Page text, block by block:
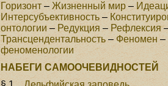
Горизонт – Жизненный мир –
Интерсубъективность –
онтологии– Редукция – Рефлексия
Трансцендентальность – Феномен –
феноменологии
НАБЕГИ САМООЧЕВИДНОСТЕЙ